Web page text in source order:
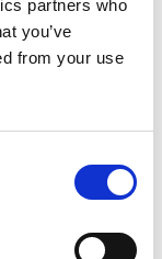
partners who
you’ve
from your use